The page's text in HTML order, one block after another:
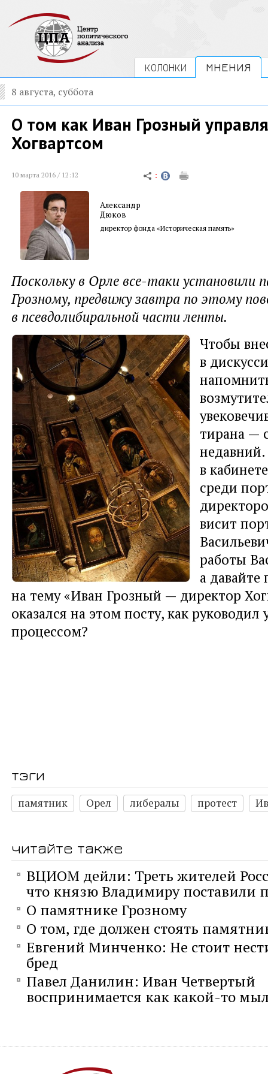
КОЛОНКИ МНЕНИЯ
8 августа, суббота
О том как Иван Грозный
Хогвартсом
10 марта 2016 / 12:12
Александр
Дюков
директор фонда «Историческая память»
Поскольку в Орле все-таки установили
Грозному, предвижу завтра по этому
в псевдолибиральной части ленты.
Чтобы
в
тирана —
в
среди
висит
работы
а
на тему «Иван Грозный — директор
оказался на этом посту, как
процессом?
тэги
памятник Орел либералы протест
читайте также
ВЦИОМ дейли: Треть жителей
что князю Владимиру поставили
О памятнике Грозному
О том, где должен стоять
Евгений Минченко: Не стоит
бред
Павел Данилин: Иван Четвертый
воспринимается как какой-то